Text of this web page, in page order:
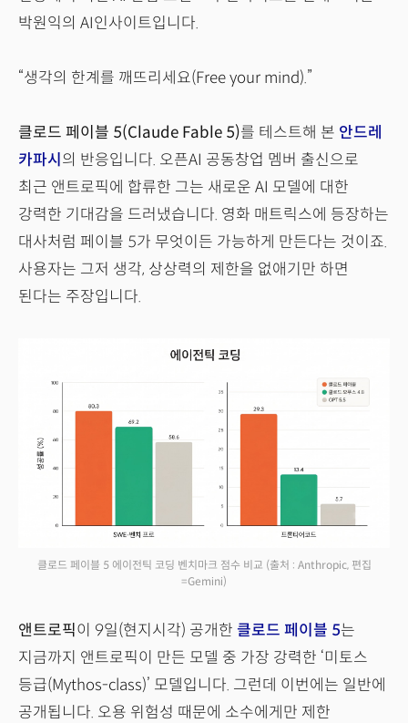
박원익의 AI인사이트입니다.
“생각의 한계를 깨뜨리세요(Free your mind).”
클로드 페이블 5(Claude Fable 5)를 테스트해 본 안드레
카파시 의 반응입니다. 오픈AI 공동창업 멤버 출신으로
최근 앤트로픽에 합류한 그는 새로운 AI 모델에 대한
강력한 기대감을 드러냈습니다. 영화 매트릭스에 등장하는
대사처럼 페이블 5가 무엇이든 가능하게 만든다는 것이죠.
사용자는 그저 생각, 상상력의 제한을 없애기만 하면
된다는 주장입니다.
클로드 페이블 5 에이전틱 코딩 벤치마크 점수 비교 (출처 : Anthropic, 편집
=Gemini)
앤트로픽이 9일(현지시각) 공개한 클로드 페이블 5는
지금까지 앤트로픽이 만든 모델 중 가장 강력한 ‘미토스
등급(Mythos-class)’ 모델입니다. 그런데 이번에는 일반에
공개됩니다. 오용 위험성 때문에 소수에게만 제한